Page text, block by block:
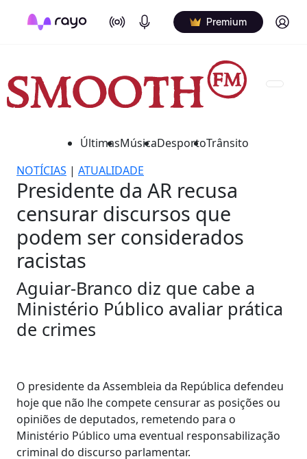
On Air Podcasts Premium Log in
ÚltimasMúsicaDesportoTrânsito
NOTÍCIAS | ATUALIDADE
Presidente da AR recusa
censurar discursos que
podem ser considerados
racistas
Aguiar-Branco diz que cabe a
Ministério Público avaliar prática
de crimes
O presidente da Assembleia da República defendeu
hoje que não lhe compete censurar as posições ou
opiniões de deputados, remetendo para o
Ministério Público uma eventual responsabilização
criminal do discurso parlamentar.